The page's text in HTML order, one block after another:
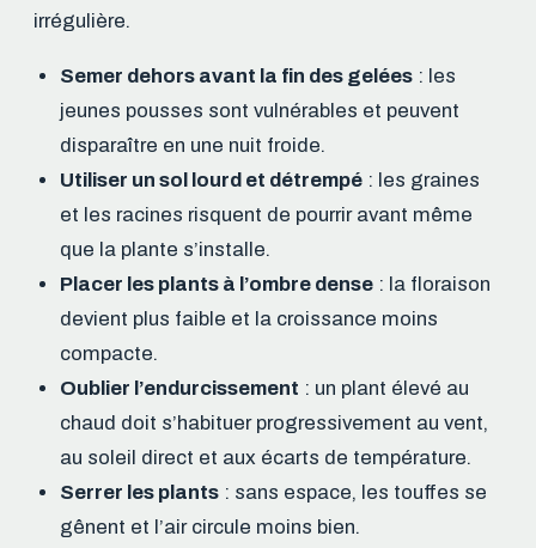
irrégulière.
Semer dehors avant la fin des gelées: les
jeunes pousses sont vulnérables et peuvent
disparaître en une nuit froide.
Utiliser un sol lourd et détrempé: les graines
et les racines risquent de pourrir avant même
que la plante s’installe.
Placer les plants à l’ombre dense: la floraison
devient plus faible et la croissance moins
compacte.
Oublier l’endurcissement : un plant élevé au
chaud doit s’habituer progressivement au vent,
au soleil direct et aux écarts de température.
Serrer les plants: sans espace, les touffes se
gênent et l’air circule moins bien.